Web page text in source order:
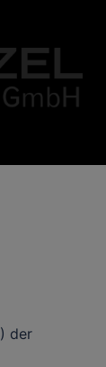
der